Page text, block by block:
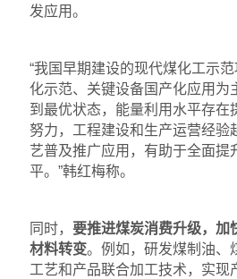
发应用。
“我国早期建设的现代煤化工示
化示范、关键设备国产化应用为
到最优状态，能量利用水平存在
努力，工程建设和生产运营经验
艺普及推广应用，有助于全面提
平。”韩红梅称。
同时， 要推进煤炭消费升级，加
材料转变。例如，研发煤制油、
工艺和产品联合加工技术，实现